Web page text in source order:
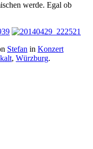
werde. Egal ob
Stefan in Konzert
, Würzburg.